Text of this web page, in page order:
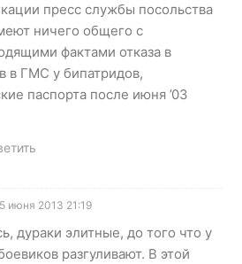
пресс службы посольства
ничего общего с
фактами отказа в
в ГМС у бипатридов,
паспорта после июня ’03
июня 2013 21:19
дураки элитные, до того что у
разгуливают. В этой